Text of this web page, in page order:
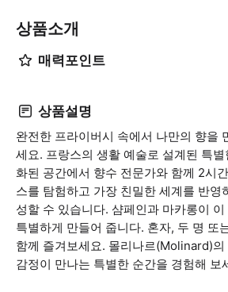
상품소개
매력포인트
상품설명
완전한 프라이버시 속에서 나만의 향을
세요. 프랑스의 생활 예술로 설계된 특
화된 공간에서 향수 전문가와 함께 2시
스를 탐험하고 가장 친밀한 세계를 반영
성할 수 있습니다. 샴페인과 마카롱이
특별하게 만들어 줍니다. 혼자, 두 명 또
함께 즐겨보세요. 몰리나르(Molinard)
감정이 만나는 특별한 순간을 경험해 보